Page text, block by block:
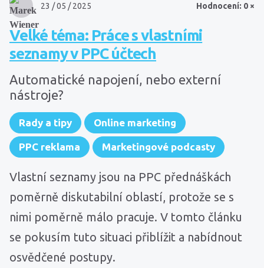
Hodnocení: 0 ×
23 / 05 / 2025
Velké téma: Práce s vlastními
seznamy v PPC účtech
Automatické napojení, nebo externí
nástroje?
Rady a tipy Online marketing
PPC reklama Marketingové podcasty
Vlastní seznamy jsou na PPC přednáškách
poměrně diskutabilní oblastí, protože se s
nimi poměrně málo pracuje. V tomto článku
se pokusím tuto situaci přiblížit a nabídnout
osvědčené postupy.